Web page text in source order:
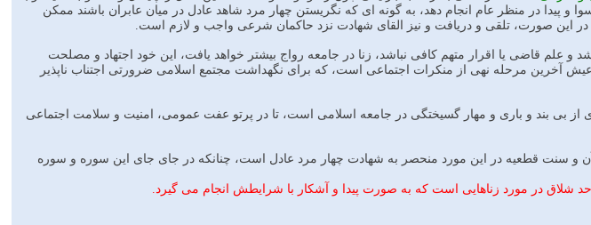
و پيدا در منظر عام انجام دهد، به گونه اى كه نگريستن چهار مرد شاهد عادل در ميان عابران باشند ممكن
اين صورت، تلقى و دريافت و نيز القاى شهادت نزد حاكمان شرعى واجب و لازم است.
و علم قاضى يا اقرار متهم كافى نباشد، زنا در جامعه رواج بيشتر خواهد يافت، اين خود اجتهاد و مصلحت
آخرين مرحله نهى از منكرات اجتماعى است، كه براى نگهداشت مجتمع اسلامى ضرورتى اجتناب ناپذير
از بى بند و بارى و مهار گسيختگى در جامعه اسلامى است، تا در پرتو عفت عمومى، امنيت و سلامت اجتماعى
و سنت قطعيه در اين مورد منحصر به شهادت چهار مرد عادل است، چنانكه در جاى جاى اين سوره و سوره
شلاق در مورد زناهايى است كه به صورت پيدا و آشكار با شرايطش انجام مى گيرد.